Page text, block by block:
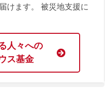
遇措置
交通アクセス
けます。 被災地支援に
人々への
ス基金